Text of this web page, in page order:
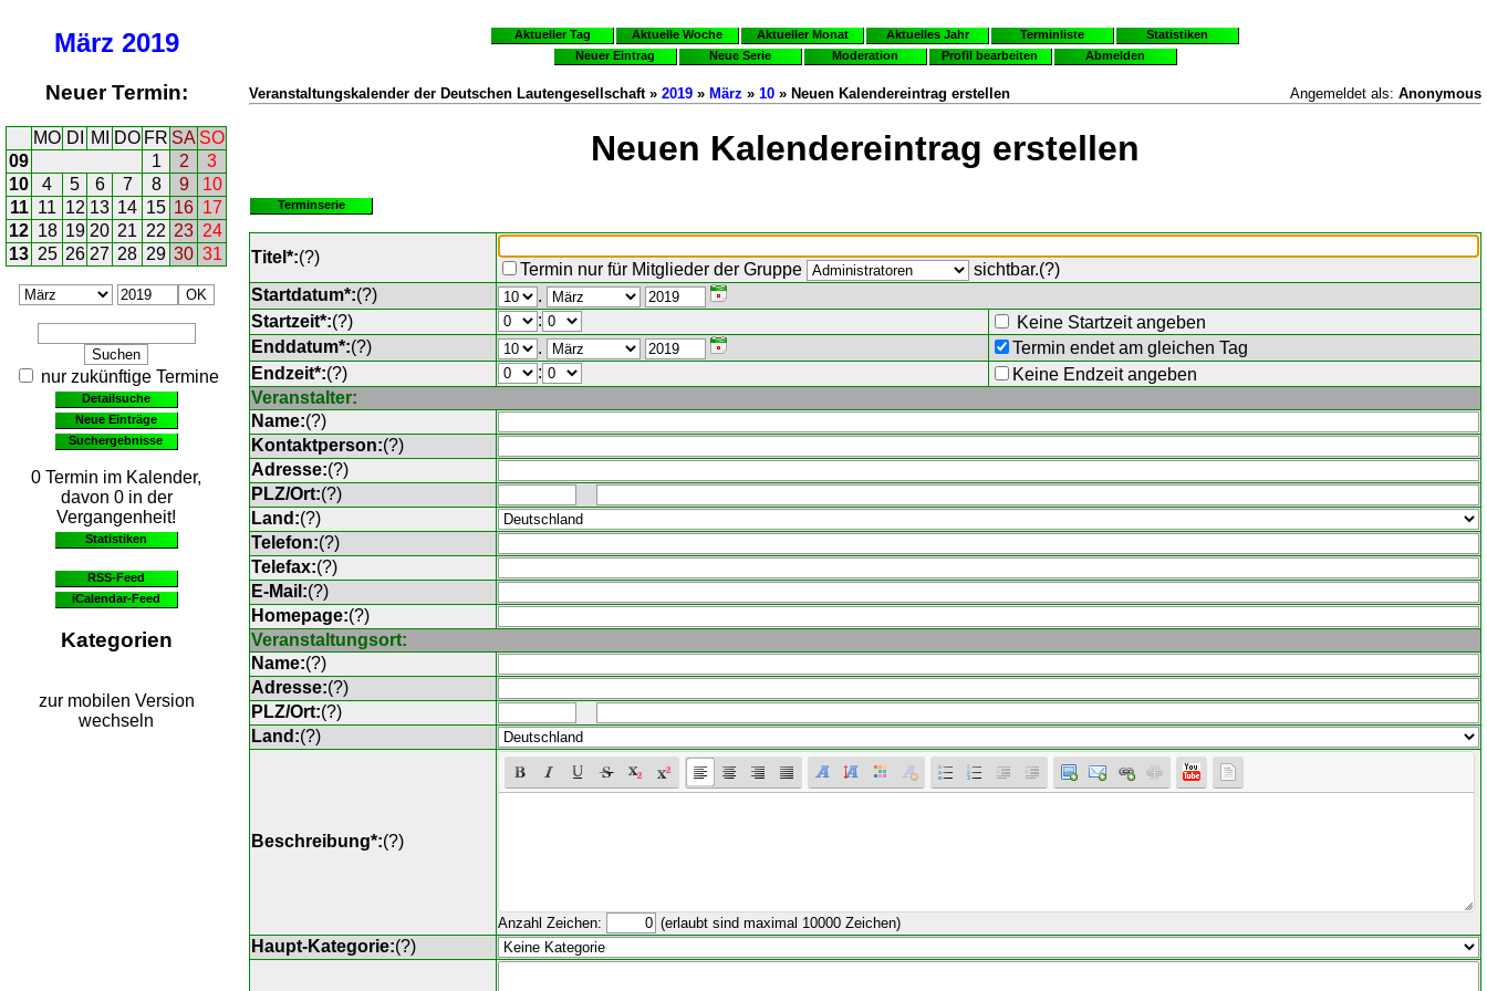
März 2019
Neuer Termin:
MO DI MI DO FR SA SO
09
1 2
3
10
4 5 6 7 8 9
10
11 11 12 13 14 15 16 17
12 18 19 20 21 22 23 24
13 25 26 27 28 29 30 31
nur zukünftige Termine
Detailsuche
Neue Einträge
Suchergebnisse
0 Termin im Kalender,
davon 0 in der
Vergangenheit!
Statistiken
RSS-Feed
iCalendar-Feed
Kategorien
zur mobilen Version
wechseln
Aktueller Tag Aktuelle Woche Aktueller Monat Aktuelles Jahr Terminliste
Statistiken
Neuer Eintrag
Neue Serie Moderation Profil bearbeiten Abmelden
Veranstaltungskalender der Deutschen Lautengesellschaft » 2019 » März » 10 » Neuen Kalendereintrag erstellen Angemeldet als: Anonymous
Neuen Kalendereintrag erstellen
Terminserie
Titel*:(?)
Termin nur für Mitglieder der Gruppe sichtbar.(?)
Startdatum*:(?)
.
Startzeit*:(?) :
Keine Startzeit angeben
Enddatum*:(?) .
Termin endet am gleichen Tag
Endzeit*:(?) :
Keine Endzeit angeben
Veranstalter:
Name:(?)
Kontaktperson:(?)
Adresse:(?)
PLZ/Ort:(?)
Land:(?)
Telefon:(?)
Telefax:(?)
E-Mail:(?)
Homepage:(?)
Veranstaltungsort:
Name:(?)
Adresse:(?)
PLZ/Ort:(?)
Land:(?)
Beschreibung*:(?)
Anzahl Zeichen: (erlaubt sind maximal 10000 Zeichen)
Haupt-Kategorie:(?)